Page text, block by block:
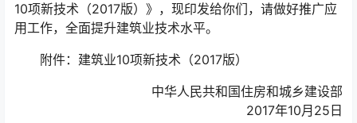
10项新技术（2017版）》，现印发给你们，请做好推广应
用工作，全面提升建筑业技术水平。
附件：建筑业10项新技术（2017版）
中华人民共和国住房和城乡建设部
2017年10月25日